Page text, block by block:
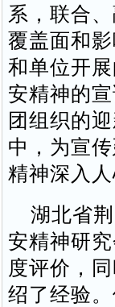
系，联合
覆盖面和
和单位开
安精神的
团组织的
中，为宣
精神深入人
湖北省荆
安精神研
度评价，
绍了经验